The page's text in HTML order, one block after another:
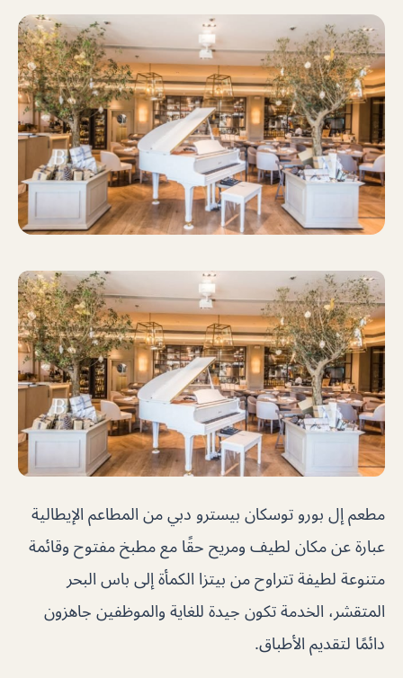
مطعم إل بورو توسكان بيسترو دبي من المطاعم الإيطالية
عبارة عن مكان لطيف ومريح حقًا مع مطبخ مفتوح وقائمة
متنوعة لطيفة تتراوح من بيتزا الكمأة إلى باس البحر
المتقشر، الخدمة تكون جيدة للغاية والموظفين جاهزون
دائمًا لتقديم الأطباق.